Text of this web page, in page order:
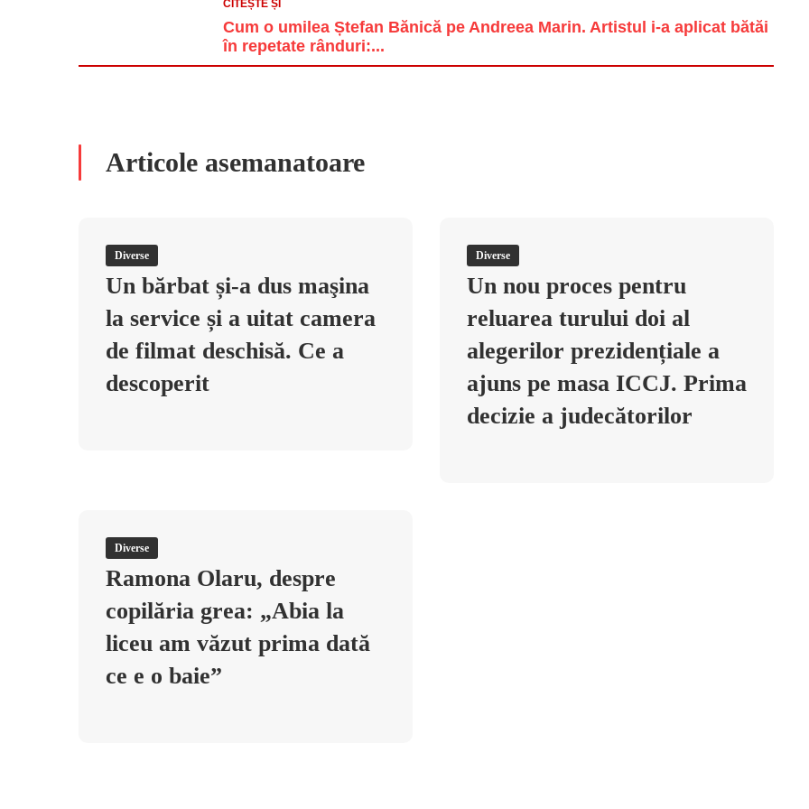
CITEȘTE ȘI
Cum o umilea Ștefan Bănică pe Andreea Marin. Artistul i-a aplicat bătăi
în repetate rânduri:...
Articole asemanatoare
Diverse
Un bărbat și-a dus maşina
la service și a uitat camera
de filmat deschisă. Ce a
descoperit
Diverse
Un nou proces pentru
reluarea turului doi al
alegerilor prezidențiale a
ajuns pe masa ICCJ. Prima
decizie a judecătorilor
Diverse
Ramona Olaru, despre
copilăria grea: „Abia la
liceu am văzut prima dată
ce e o baie”